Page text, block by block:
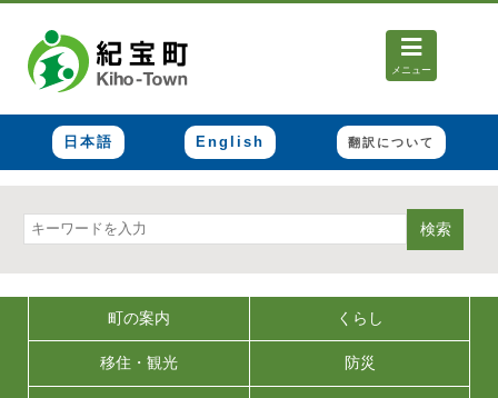
メニュー
日本語 English 翻訳について
検索
町の案内 くらし
移住・観光 防災